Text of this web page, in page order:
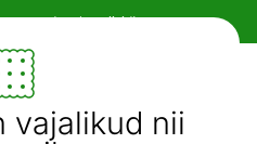
vajalikud nii
makseviisid!
ON24
AI otsing